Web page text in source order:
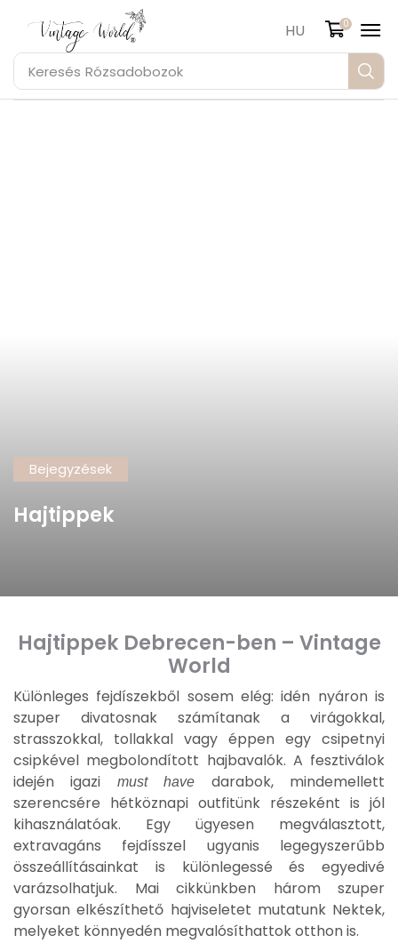
Keresés Rózsadobozok
HU 0
Bejegyzések
Hajtippek
Hajtippek Debrecen-ben – Vintage
World
Különleges fejdíszekből sosem elég: idén nyáron is
szuper divatosnak számítanak a virágokkal,
strasszokkal, tollakkal vagy éppen egy csipetnyi
csipkével megbolondított hajbavalók. A fesztiválok
idején igazi
must have
darabok, mindemellett
szerencsére hétköznapi outfitünk részeként is jól
kihasználatóak. Egy ügyesen megválasztott,
extravagáns fejdísszel ugyanis legegyszerűbb
összeállításainkat is különlegessé és egyedivé
varázsolhatjuk. Mai cikkünkben három szuper
gyorsan elkészíthető hajviseletet mutatunk Nektek,
melyeket könnyedén megvalósíthattok otthon is.